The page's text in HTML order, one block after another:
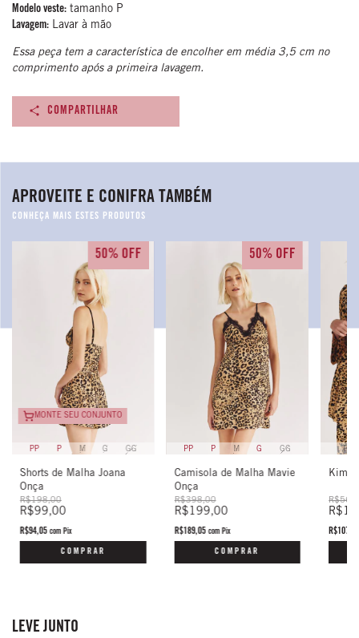
Modelo veste: tamanho P
Lavagem: Lavar à mão
Essa peça tem a característica de encolher em média 3,5 cm no
comprimento após a primeira lavagem.
COMPARTILHAR
APROVEITE E CONIFRA TAMBÉM
MONTE SEU CONJUNTO
PP P M G GG
Shorts de Malha Joana
Onça
R$198,00
R$99,00
50% OFF
R$94,05com Pix
COMPRAR
PP P M G GG
Camisola de Malha Mavie
Onça
R$398,00
R$199,00
50% OFF
R$189,05com Pix
COMPRAR
P
LEVE JUNTO